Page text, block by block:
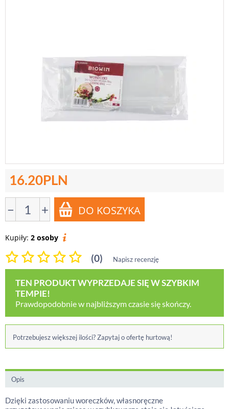
16.20PLN
− +
Kupiły: 2 osoby
(0) Napisz recenzję
TEN PRODUKT WYPRZEDAJE SIĘ W SZYBKIM
TEMPIE!
Prawdopodobnie w najbliższym czasie się skończy.
Potrzebujesz większej ilości? Zapytaj o ofertę hurtową!
Opis
Dzięki zastosowaniu woreczków, własnoręczne